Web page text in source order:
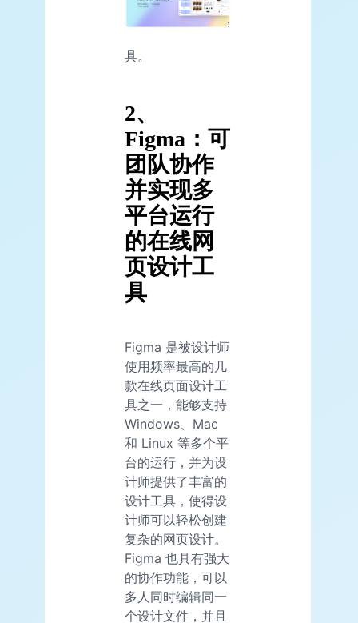
具。
2、
Figma：可
团队协作
并实现多
平台运行
的在线网
页设计工
具
Figma 是被设计师
使用频率最高的几
款在线页面设计工
具之一，能够支持
Windows、Mac
和 Linux 等多个平
台的运行，并为设
计师提供了丰富的
设计工具，使得设
计师可以轻松创建
复杂的网页设计。
Figma 也具有强大
的协作功能，可以
多人同时编辑同一
个设计文件，并且